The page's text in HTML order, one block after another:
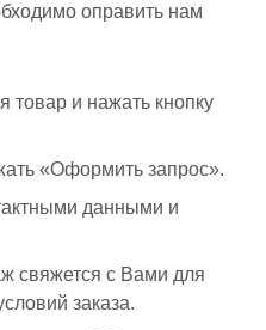
оправить нам
товар и нажать кнопку
«Оформить запрос».
данными и
свяжется с Вами для
заказа.